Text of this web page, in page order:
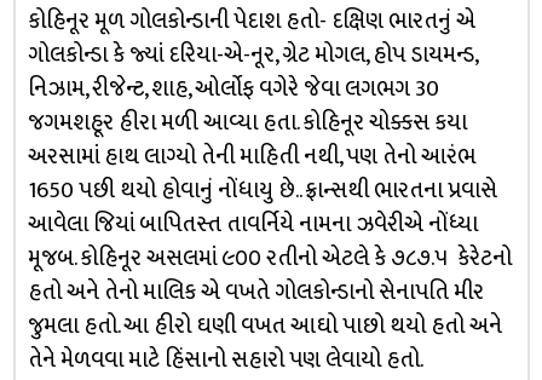
કોહિનૂર મૂળ ગોલકોન્ડાની પેદાશ હતો- દક્ષિણ ભારતનું એ
ગોલકોન્ડા કે જ્યાં દરિયા-એ-નૂર, ગ્રેટ મોગલ, હોપ ડાયમન્ડ,
નિઝામ, રીજેન્ટ, શાહ, ઓર્લોફ વગેરે જેવા લગભગ 30
જગમશહૂર હીરા મળી આવ્યા હતા. કોહિનૂર ચોક્કસ કયા
અરસામાં હાથ લાગ્યો તેની માહિતી નથી, પણ તેનો આરંભ
1650 પછી થયો હોવાનું નોંધાયુ છે.. ફ્રાન્સથી ભારતના પ્રવાસે
આવેલા જિયાં બાપિતસ્ત તાવર્નિયે નામના ઝવેરીએ નોંધ્યા
મૂજબ. કોહિનૂર અસલમાં ૯૦૦ રતીનો એટલે કે ૭૮૭.૫ કેરેટનો
હતો અને તેનો માલિક એ વખતે ગોલકોન્ડાનો સેનાપતિ મીર
જુમલા હતો. આ હીરો ઘણી વખત આઘો પાછો થયો હતો અને
તેને મેળવવા માટે હિંસાનો સહારો પણ લેવાયો હતો.